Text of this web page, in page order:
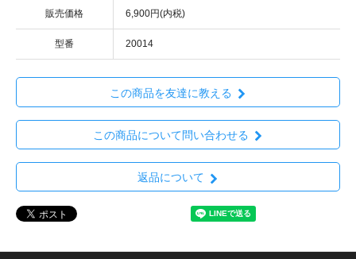
販売価格 6,900円(内税)
型番 20014
この商品を友達に教える
この商品について問い合わせる
返品について